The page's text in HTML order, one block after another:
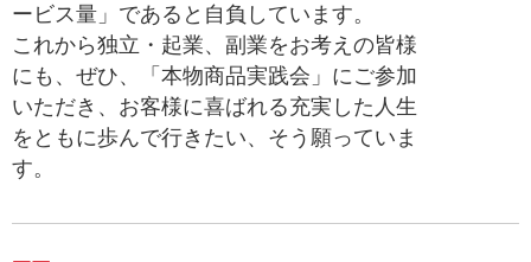
ービス量」であると自負しています。
これから独立・起業、副業をお考えの皆様
にも、ぜひ、「本物商品実践会」にご参加
いただき、お客様に喜ばれる充実した人生
をともに歩んで行きたい、そう願っていま
す。